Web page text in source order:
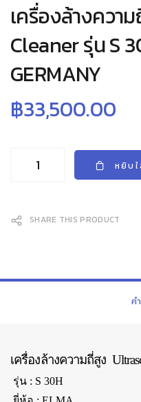
เครื่องล้างควา
Cleaner รุ่น S
GERMANY
฿33,500.00
หยิบใ
SHARE THIS PRODUCT
ค
เครื่องล้างความถี่สูง
รุ่น : S 30H